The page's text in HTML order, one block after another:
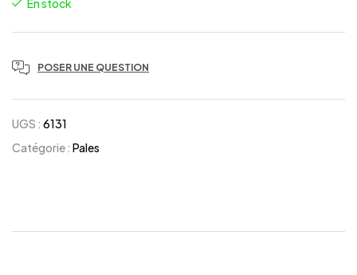
En stock
POSER UNE QUESTION
UGS : 6131
Catégorie : Pales